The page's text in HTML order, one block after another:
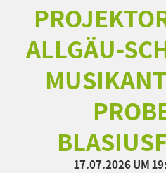
ALLGÄU-
17.07.2026 UM